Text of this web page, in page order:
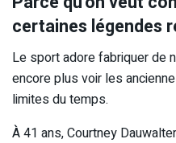
certaines légendes
Le sport adore fabriquer de
encore plus voir les
limites du temps.
À 41 ans, Courtney